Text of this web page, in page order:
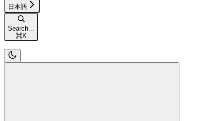
日本語
Search...
⌘K